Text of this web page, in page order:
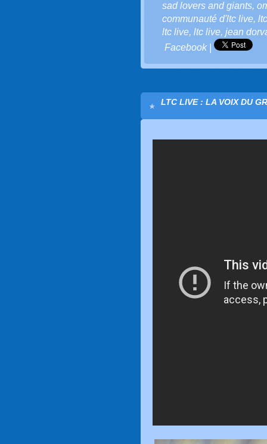
sad lovers and giants,
communauté d'ltc live,
ltc live, ltc live, jean
Facebook|
LTC LIVE : LA VOIX DU